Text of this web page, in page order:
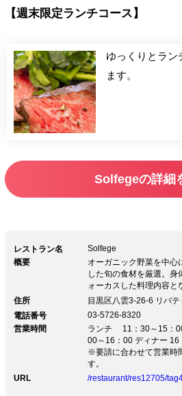
【週末限定ランチコース】
ゆっくりとラン
ます。
Solfegeの詳細
レストラン名
Solfege
概要
オーガニック野菜を中心
した旬の食材を厳選。身
ォーカスした料理内容と
住所
目黒区八雲3-26-6 リバ
電話番号
03-5726-8320
営業時間
ランチ 11：30～15：
00～16：00 ディナー
※要請に合わせて営業時
す。
URL
/restaurant/res12705/